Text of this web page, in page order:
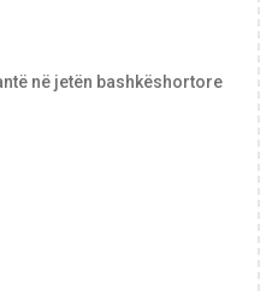
në jetën bashkëshortore